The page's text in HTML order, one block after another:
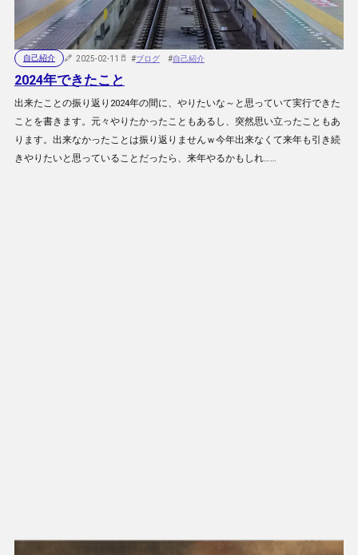
自己紹介 2025-02-11 #ブログ #自己紹介
2024年できたこと
出来たことの振り返り2024年の間に、やりたいな～と思っていて実行できた
ことを書きます。元々やりたかったこともあるし、突然思い立ったこともあ
ります。出来なかったことは振り返りませんｗ今年出来なくて来年も引き続
きやりたいと思っていることだったら、来年やるかもしれ……